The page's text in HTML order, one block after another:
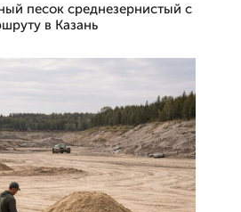
песок среднезернистый с
в Казань